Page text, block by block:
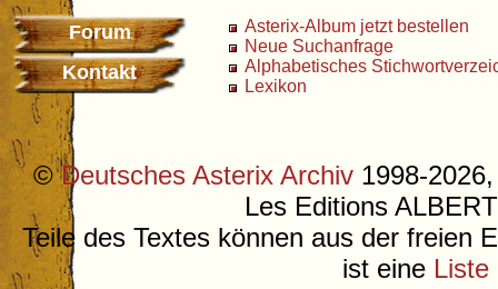
Forum
Kontakt
Asterix-Album jetzt bestellen
Neue Suchanfrage
Alphabetisches
Lexikon
©Deutsches Asterix Archiv 1998-
Les Editions
Teile des Textes können aus der freien
ist eine Liste